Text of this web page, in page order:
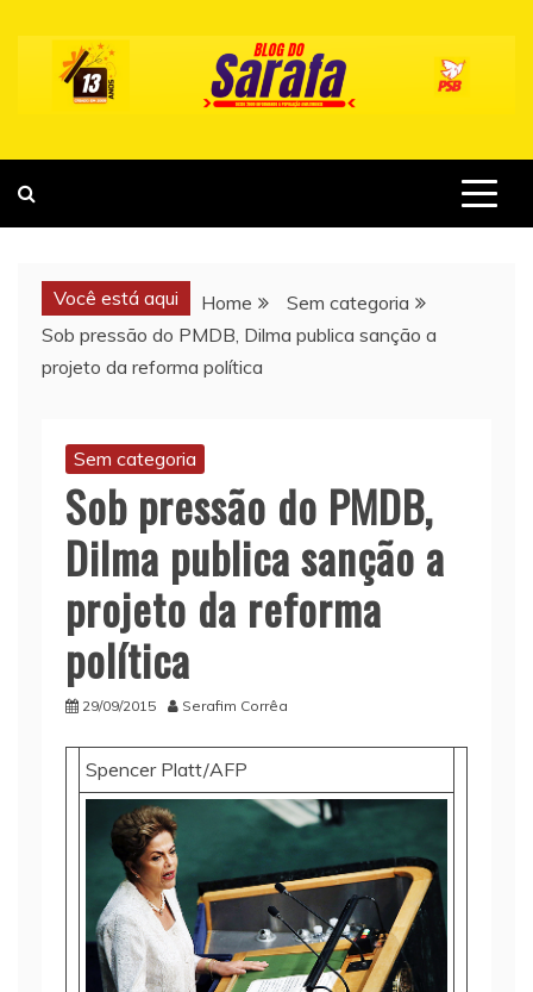
content
Você está aqui Home
Sem categoria
Sob pressão do PMDB, Dilma publica sanção a
projeto da reforma política
Sem categoria
Sob pressão do PMDB,
Dilma publica sanção a
projeto da reforma
política
29/09/2015 Serafim Corrêa
Spencer Platt/AFP